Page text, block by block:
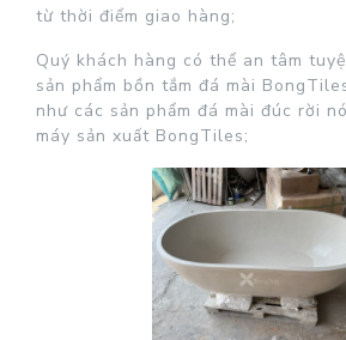
từ thời điểm giao hàng;
Quý khách hàng có thể an tâm
sản phẩm bồn tắm đá mài
như các sản phẩm đá mài đúc rời
máy sản xuất BongTiles;